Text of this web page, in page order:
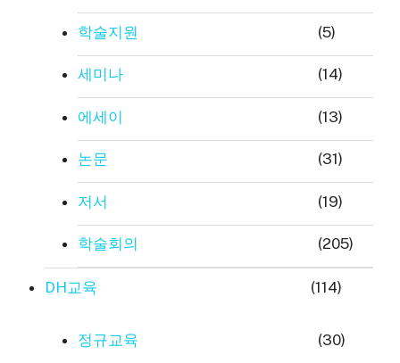
학술지원 (5)
세미나 (14)
에세이 (13)
논문 (31)
저서 (19)
학술회의 (205)
DH교육 (114)
정규교육 (30)